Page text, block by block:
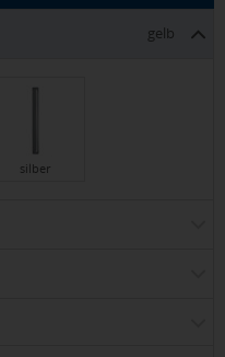
gelb
silber